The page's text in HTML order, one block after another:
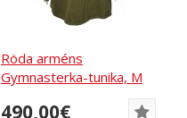
Röda arméns
Gymnasterka-tunika, M
43, för infanteri, med...
490,00€